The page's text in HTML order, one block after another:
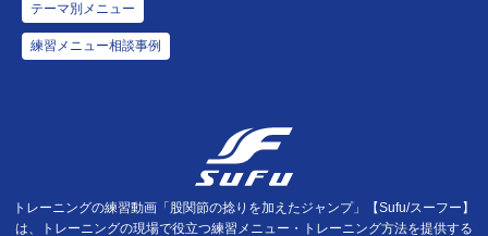
テーマ別メニュー
練習メニュー相談事例
トレーニングの練習動画「股関節の捻りを加えたジャンプ」【Sufu/スーフー】
は、トレーニングの現場で役立つ練習メニュー・トレーニング方法を提供する